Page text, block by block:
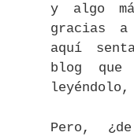
y algo
gracias
aquí
blog
leyéndolo,
Pero,